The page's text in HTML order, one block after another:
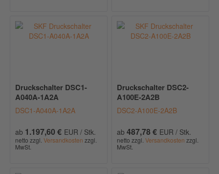
Druckschalter DSC1-
A040A-1A2A
DSC1-A040A-1A2A
ab 1.197,60 € EUR / Stk.
netto zzgl.Versandkosten zzgl.
MwSt.
Druckschalter DSC2-
A100E-2A2B
DSC2-A100E-2A2B
ab 487,78 € EUR / Stk.
netto zzgl.Versandkosten zzgl.
MwSt.